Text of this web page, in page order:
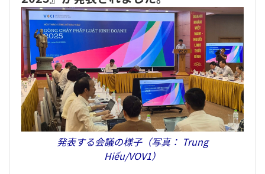
発表する会議の様子（写真： Trung
Hiếu/VOV1）